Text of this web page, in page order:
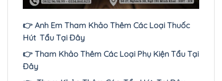
👉 Anh Em Tham Khảo Thêm Các Loại Thuốc
Hút Tẩu Tại Đây
👉 Tham Khảo Thêm Các Loại Phụ Kiện Tẩu Tại
Đây